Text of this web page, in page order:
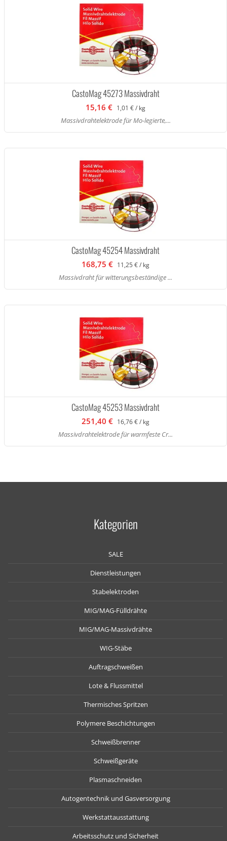
CastoMag 45273 Massivdraht
15,16 € 1,01 € / kg
Massivdrahtelektrode für Mo-legierte,...
CastoMag 45254 Massivdraht
168,75 € 11,25 € / kg
Massivdraht für witterungsbeständige ...
CastoMag 45253 Massivdraht
251,40 € 16,76 € / kg
Massivdrahtelektrode für warmfeste Cr...
Kategorien
SALE
Dienstleistungen
Stabelektroden
MIG/MAG-Fülldrähte
MIG/MAG-Massivdrähte
WIG-Stäbe
Auftragschweißen
Lote & Flussmittel
Thermisches Spritzen
Polymere Beschichtungen
Schweißbrenner
Schweißgeräte
Plasmaschneiden
Autogentechnik und Gasversorgung
Werkstattausstattung
Arbeitsschutz und Sicherheit